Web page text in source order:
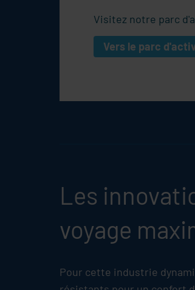
Visitez notre parc
Vers le parc
Les
voyage
Pour cette industrie